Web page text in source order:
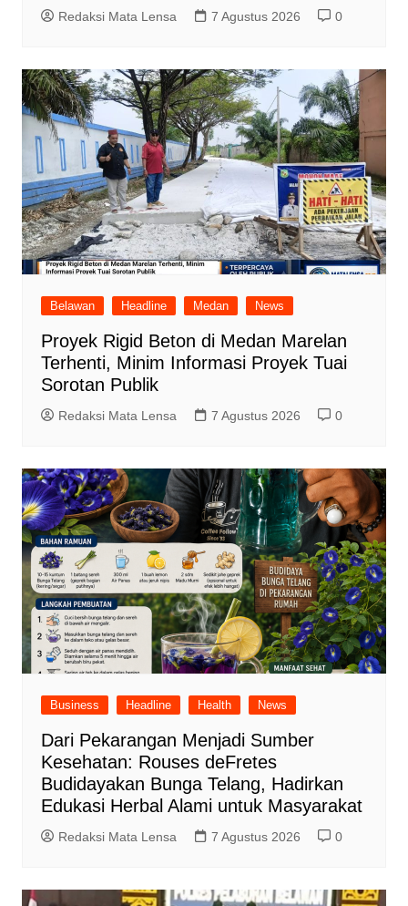
Redaksi Mata Lensa 7 Agustus 2026 0
Belawan Headline Medan News
Proyek Rigid Beton di Medan Marelan
Terhenti, Minim Informasi Proyek Tuai
Sorotan Publik
Redaksi Mata Lensa 7 Agustus 2026 0
Business Headline Health News
Dari Pekarangan Menjadi Sumber
Kesehatan: Rouses deFretes
Budidayakan Bunga Telang, Hadirkan
Edukasi Herbal Alami untuk Masyarakat
Redaksi Mata Lensa 7 Agustus 2026 0